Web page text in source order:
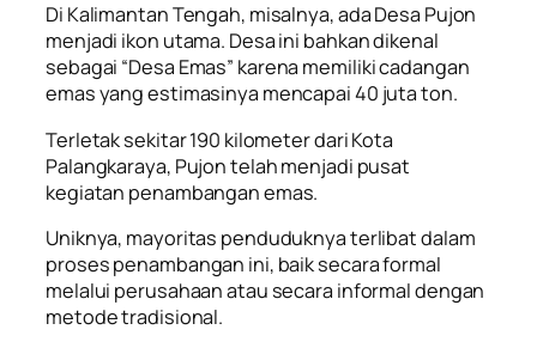
Di Kalimantan Tengah, misalnya, ada Desa Pujon
menjadi ikon utama. Desa ini bahkan dikenal
sebagai “Desa Emas” karena memiliki cadangan
emas yang estimasinya mencapai 40 juta ton.
Terletak sekitar 190 kilometer dari Kota
Palangkaraya, Pujon telah menjadi pusat
kegiatan penambangan emas.
Uniknya, mayoritas penduduknya terlibat dalam
proses penambangan ini, baik secara formal
melalui perusahaan atau secara informal dengan
metode tradisional.